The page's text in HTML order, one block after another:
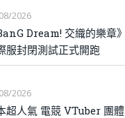
2026
Dream! 交織的樂章》
服封閉測試正式開跑
2026
超人氣 電競 VTuber 團體